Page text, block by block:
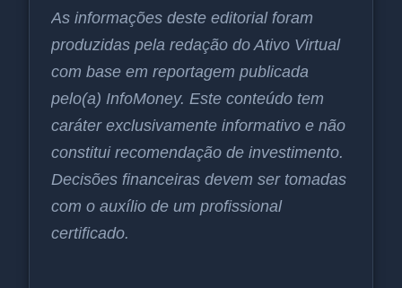
As informações deste editorial foram
produzidas pela redação do Ativo Virtual
com base em reportagem publicada
pelo(a) InfoMoney. Este conteúdo tem
caráter exclusivamente informativo e não
constitui recomendação de investimento.
Decisões financeiras devem ser tomadas
com o auxílio de um profissional
certificado.